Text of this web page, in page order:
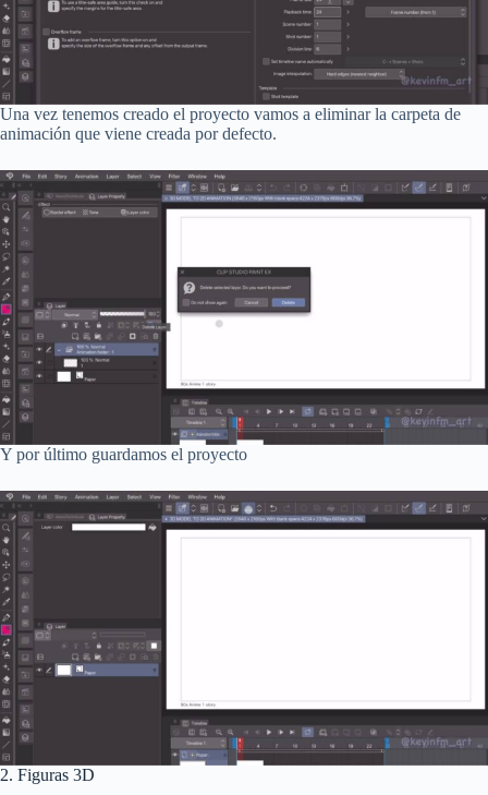
Una vez tenemos creado el proyecto vamos a eliminar la carpeta de
animación que viene creada por defecto.
Y por último guardamos el proyecto
2. Figuras 3D